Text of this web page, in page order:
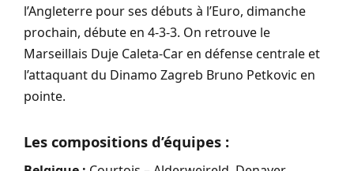
l’Angleterre pour ses débuts à l’Euro, dimanche
prochain, débute en 4-3-3. On retrouve le
Marseillais Duje Caleta-Car en défense centrale et
l’attaquant du Dinamo Zagreb Bruno Petkovic en
pointe.
Les compositions d’équipes :